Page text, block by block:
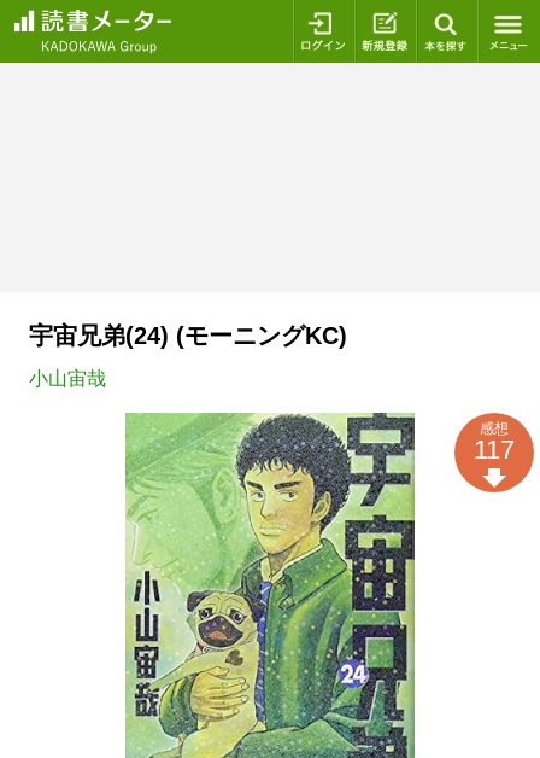
ログイン 新規登録
宇宙兄弟(24) (モーニングKC)
小山宙哉
感想
117